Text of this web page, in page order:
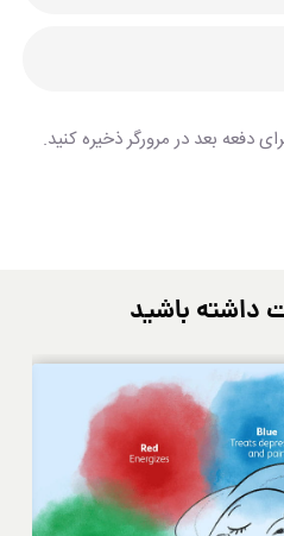
دفعه بعد در مرورگر ذخیره کنید.
داشته باشید